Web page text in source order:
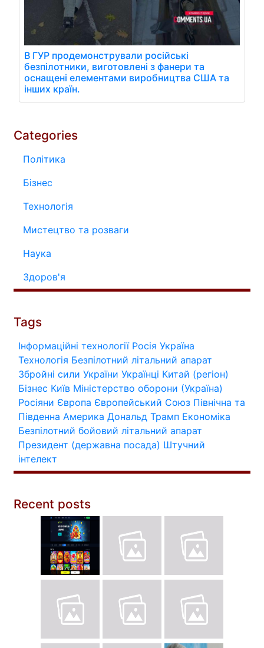
В ГУР продемонстрували російські
безпілотники, виготовлені з фанери та
оснащені елементами виробництва США та
інших країн.
Categories
Політика
Бізнес
Технологія
Мистецтво та розваги
Наука
Здоров'я
Tags
Інформаційні технології Росія Україна
Технологія Безпілотний літальний апарат
Збройні сили України Українці Китай (регіон)
Бізнес Київ Міністерство оборони (Україна)
Росіяни Європа Європейський Союз Північна та
Південна Америка Дональд Трамп Економіка
Безпілотний бойовий літальний апарат
Президент (державна посада) Штучний
інтелект
Recent posts